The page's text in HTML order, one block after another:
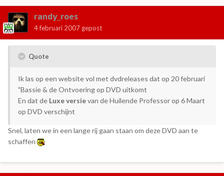
randy_roes
4 februari 2007 gepost
Quote
Ik las op een website vol met dvdreleases dat op 20 februari
"Bassie & de Ontvoering op DVD uitkomt
En dat de Luxe versievan de Huilende Professor op 6 Maart
op DVD verschijnt
Snel, laten we in een lange rij gaan staan om deze DVD aan te
schaffen